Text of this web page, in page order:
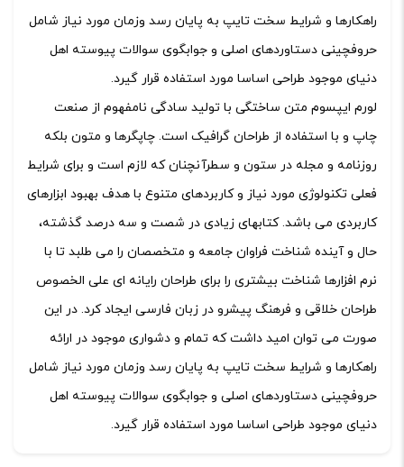
راهکارها و شرایط سخت تایپ به پایان رسد وزمان مورد نیاز شامل
حروفچینی دستاوردهای اصلی و جوابگوی سوالات پیوسته اهل
دنیای موجود طراحی اساسا مورد استفاده قرار گیرد.
لورم ایپسوم متن ساختگی با تولید سادگی نامفهوم از صنعت
چاپ و با استفاده از طراحان گرافیک است. چاپگرها و متون بلکه
روزنامه و مجله در ستون و سطرآنچنان که لازم است و برای شرایط
فعلی تکنولوژی مورد نیاز و کاربردهای متنوع با هدف بهبود ابزارهای
کاربردی می باشد. کتابهای زیادی در شصت و سه درصد گذشته،
حال و آینده شناخت فراوان جامعه و متخصصان را می طلبد تا با
نرم افزارها شناخت بیشتری را برای طراحان رایانه ای علی الخصوص
طراحان خلاقی و فرهنگ پیشرو در زبان فارسی ایجاد کرد. در این
صورت می توان امید داشت که تمام و دشواری موجود در ارائه
راهکارها و شرایط سخت تایپ به پایان رسد وزمان مورد نیاز شامل
حروفچینی دستاوردهای اصلی و جوابگوی سوالات پیوسته اهل
دنیای موجود طراحی اساسا مورد استفاده قرار گیرد.